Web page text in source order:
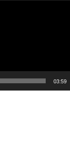
03:59